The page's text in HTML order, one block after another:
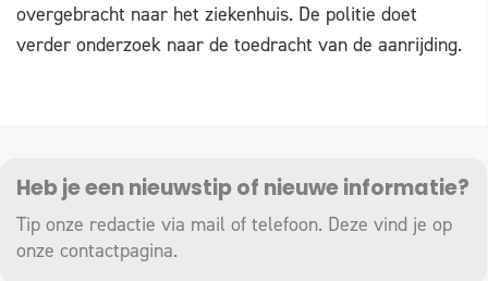
overgebracht naar het ziekenhuis. De politie doet
verder onderzoek naar de toedracht van de aanrijding.
Heb je een nieuwstip of nieuwe informatie?
Tip onze redactie via mail of telefoon. Deze vind je op
onze contactpagina.